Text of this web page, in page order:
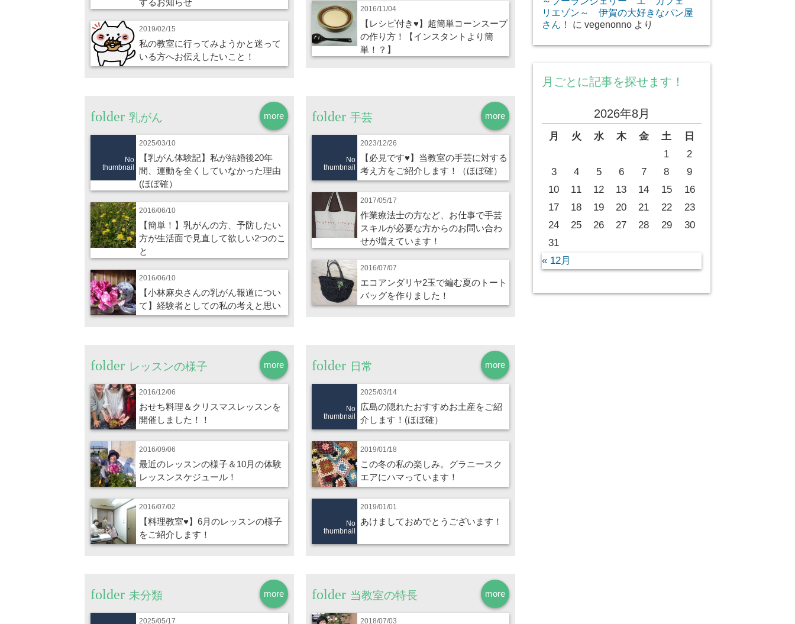
するお知らせ
2019/02/15
私の教室に行ってみようかと迷って
いる方へお伝えしたいこと！
2016/11/04
【レシピ付き♥】超簡単コーンスープ
の作り方！【インスタントより簡
単！？】
more
乳がん
No
thumbnail
2025/03/10
【乳がん体験記】私が結婚後20年
間、運動を全くしていなかった理由
(ほぼ確）
2016/06/10
【簡単！】乳がんの方、予防したい
方が生活面で見直して欲しい2つのこ
と
2016/06/10
【小林麻央さんの乳がん報道につい
て】経験者としての私の考えと思い
more
手芸
No
thumbnail
2023/12/26
【必見です♥】当教室の手芸に対する
考え方をご紹介します！（ほぼ確）
2017/05/17
作業療法士の方など、お仕事で手芸
スキルが必要な方からのお問い合わ
せが増えています！
2016/07/07
エコアンダリヤ2玉で編む夏のトート
バッグを作りました！
more
レッスンの様子
2016/12/06
おせち料理＆クリスマスレッスンを
開催しました！！
2016/09/06
最近のレッスンの様子＆10月の体験
レッスンスケジュール！
2016/07/02
【料理教室♥】6月のレッスンの様子
をご紹介します！
more
日常
No
thumbnail
2025/03/14
広島の隠れたおすすめお土産をご紹
介します！(ほぼ確）
2019/01/18
この冬の私の楽しみ。グラニースク
エアにハマっています！
No
thumbnail
2019/01/01
あけましておめでとうございます！
more
未分類
2025/05/17
more
当教室の特長
2018/07/03
リエゾン～ 伊賀の大好きなパン屋
さん！
に vegenonno より
月ごとに記事を探せます！
2026年8月
月 火 水 木 金 土
日
1
2
3
4 5 6 7 8
9
10
11 12 13 14 15
16
17
18 19 20 21 22
23
24
25 26 27 28 29
30
31
« 12月